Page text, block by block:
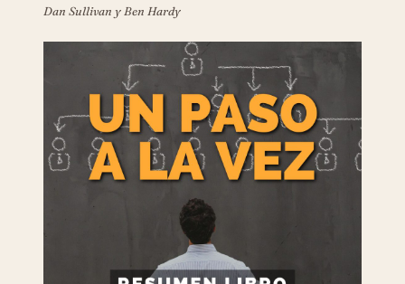
Dan Sullivan y Ben Hardy